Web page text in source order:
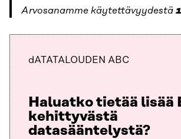
Arvosanamme käytettävyydestä
dATATALOUDEN ABC
Haluatko tietää lisää
kehittyvästä
datasääntelystä?